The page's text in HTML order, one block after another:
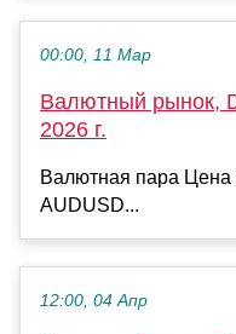
00:00, 11 Мар
Валютный рынок,
2026 г.
Валютная пара Цена
AUDUSD...
12:00, 04 Апр